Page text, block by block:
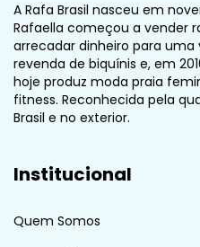
A Rafa Brasil nasceu em
Rafaella começou a vender
arrecadar dinheiro para uma
revenda de biquínis e, em
hoje produz moda praia
fitness. Reconhecida pela
Brasil e no exterior.
Institucional
Quem Somos